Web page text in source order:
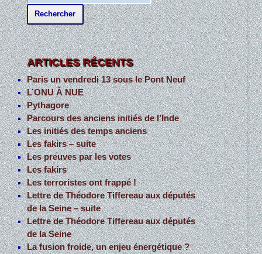
e
c
h
e
r
c
h
e
r
:
ARTICLES RÉCENTS
Paris un vendredi 13 sous le Pont Neuf
L’ONU À NUE
Pythagore
Parcours des anciens initiés de l’Inde
Les initiés des temps anciens
Les fakirs – suite
Les preuves par les votes
Les fakirs
Les terroristes ont frappé !
Lettre de Théodore Tiffereau aux députés
de la Seine – suite
Lettre de Théodore Tiffereau aux députés
de la Seine
La fusion froide, un enjeu énergétique ?